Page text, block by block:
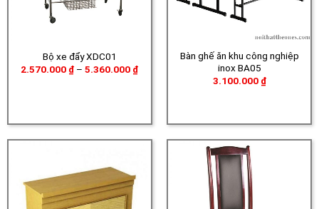
Bộ xe đẩy XDC01
2.570.000 ₫ – 5.360.000 ₫Khoảng
Bàn ghế ăn khu công nghiệp
inox BA05
3.100.000 ₫